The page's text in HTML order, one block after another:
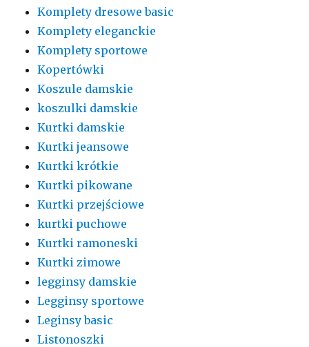
Komplety dresowe basic
Komplety eleganckie
Komplety sportowe
Kopertówki
Koszule damskie
koszulki damskie
Kurtki damskie
Kurtki jeansowe
Kurtki krótkie
Kurtki pikowane
Kurtki przejściowe
kurtki puchowe
Kurtki ramoneski
Kurtki zimowe
legginsy damskie
Legginsy sportowe
Leginsy basic
Listonoszki